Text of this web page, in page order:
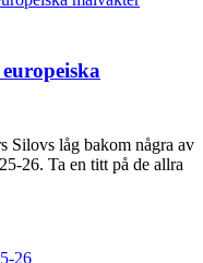
Silovs låg bakom några av
26. Ta en titt på de allra